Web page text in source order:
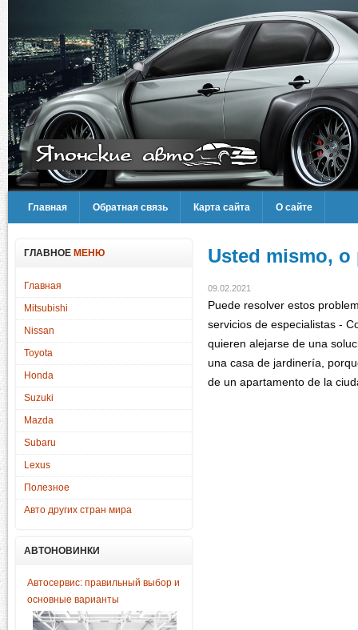
Главная Обратная связь Карта сайта О сайте
ГЛАВНОЕ МЕНЮ
Главная
Mitsubishi
Nissan
Toyota
Honda
Suzuki
Mazda
Subaru
Lexus
Полезное
Авто других стран мира
АВТОНОВИНКИ
Автосервис: правильный выбор и
основные варианты
Usted mismo, o
09.02.2021
Puede resolver estos
servicios de especialistas -
quieren alejarse de una
una casa de jardinería,
de un apartamento de la